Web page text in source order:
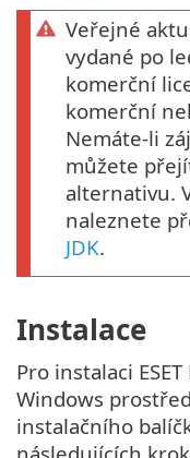
Veřejné
vydané po
komerční
komerční
Nemáte-li
můžete
alternativu.
naleznete
JDK.
Instalace
Pro instalaci
Windows
instalačního